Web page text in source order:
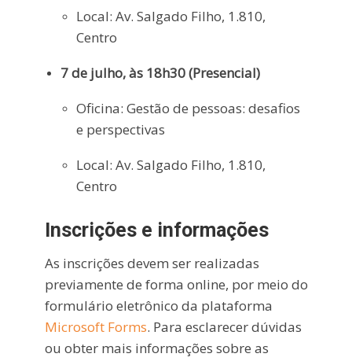
Local: Av. Salgado Filho, 1.810,
Centro
7 de julho, às 18h30 (Presencial)
Oficina: Gestão de pessoas: desafios
e perspectivas
Local: Av. Salgado Filho, 1.810,
Centro
Inscrições e informações
As inscrições devem ser realizadas
previamente de forma online, por meio do
formulário eletrônico da plataforma
Microsoft Forms. Para esclarecer dúvidas
ou obter mais informações sobre as